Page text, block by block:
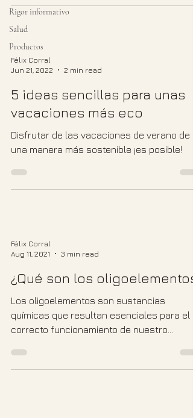
Rigor informativo
Salud
Productos
Félix Corral
Jun 21, 2022
2 min read
5 ideas sencillas para unas
vacaciones más eco
Disfrutar de las vacaciones de verano de
una manera más sostenible ¡es posible!
Félix Corral
Aug 11, 2021
3 min read
¿Qué son los
Los oligoelementos son sustancias
químicas que resultan esenciales para el
correcto funcionamiento de nuestro